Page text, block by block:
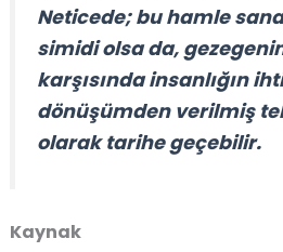
Neticede; bu hamle
simidiolsa da, gezegenin
karşısında insanlığın
dönüşümden verilmiş
olarak tarihe geçebilir.
Kaynak